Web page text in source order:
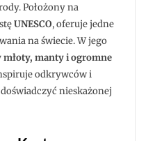
Położony na
UNESCO, oferuje jedne
na świecie. W jego
manty i ogromne
odkrywców i
nieskażonej